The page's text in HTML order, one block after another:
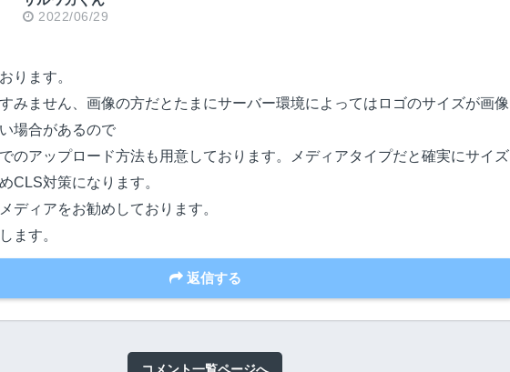
2022/06/29
ります。
みません、画像の方だとたまにサーバー環境によってはロゴのサイズが画像
場合があるので
のアップロード方法も用意しております。メディアタイプだと確実にサイズ
CLS対策になります。
ディアをお勧めしております。
ます。
返信する